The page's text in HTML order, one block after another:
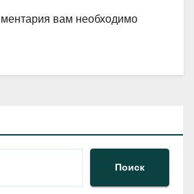
вам необходимо
Поиск